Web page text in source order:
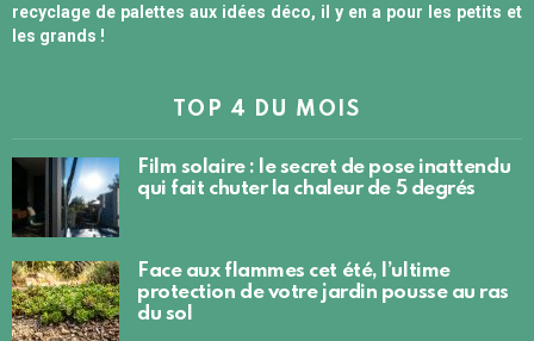
recyclage de palettes aux idées déco, il y en a pour les petits et
les grands !
TOP 4 DU MOIS
Film solaire : le secret de pose inattendu
qui fait chuter la chaleur de 5 degrés
Face aux flammes cet été, l’ultime
protection de votre jardin pousse au ras
du sol